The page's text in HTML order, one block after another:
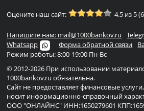
Оцените наш сайт: 4.5 из 5
Напишите нам: mail@1000bankov.ru
Whatsapp
Форма обратной связи
Режим работы: 8:00-19:00 Пн-Вс
© 2012-2026 При использовании
1000bankov.ru обязательна.
Сайт не предоставляет финансовые
носит информационно-справочный
ООО "ОНЛАЙНС" ИНН:1650279601